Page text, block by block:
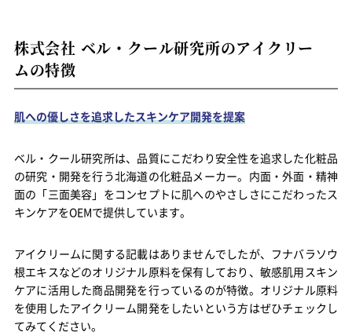
株式会社 ベル・クール研究所のアイクリー
ムの特徴
肌への優しさを追求したスキンケア開発を提案
ベル・クール研究所は、品質にこだわり安全性を追求した化粧品
の研究・開発を行う北海道の化粧品メーカー。内面・外面・精神
面の「三面美容」をコンセプトに肌へのやさしさにこだわったス
キンケアをOEMで提供しています。
アイクリームに関する記載はありませんでしたが、フナバラソウ
根エキスなどのオリジナル原料を保有しており、敏感肌用スキン
ケアに活用した商品開発を行っているのが特徴。オリジナル原料
を使用したアイクリーム開発をしたいという方はぜひチェックし
てみてください。